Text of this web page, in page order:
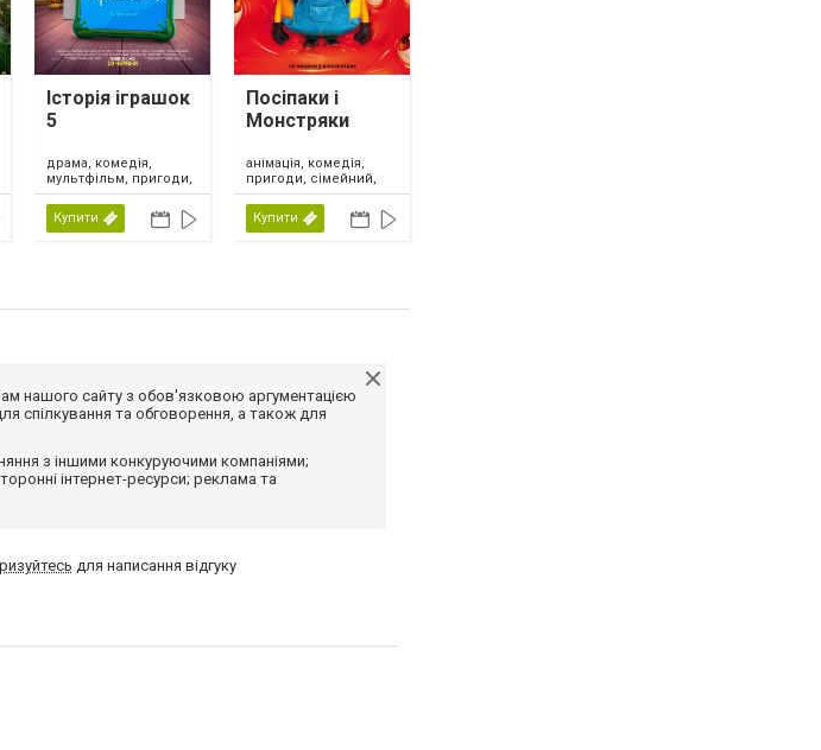
Історія іграшок
5
драма, комедія,
мультфільм, пригоди,
сімейний, фентезі,
США, 2026
Купити
Посіпаки і
Монстряки
анімація, комедія,
пригоди, сімейний,
США, 2026
Купити
нашого сайту з обов'язковою аргументацією
спілкування та обговорення, а також для
з іншими конкуруючими компаніями;
інтернет-ресурси; реклама та
для написання відгуку